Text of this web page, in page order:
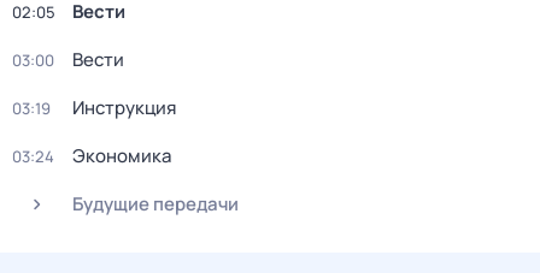
02:05 Вести
03:00 Вести
03:19 Инструкция
03:24
Экономика
Будущие передачи